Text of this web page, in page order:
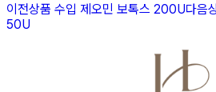
이전상품 수입 제오민 보톡스 200U다음
50U